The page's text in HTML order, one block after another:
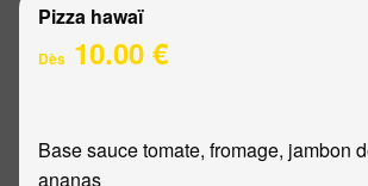
Pizza hawaï
Dès 10.00 €
Base sauce tomate, fromage, jambon
ananas